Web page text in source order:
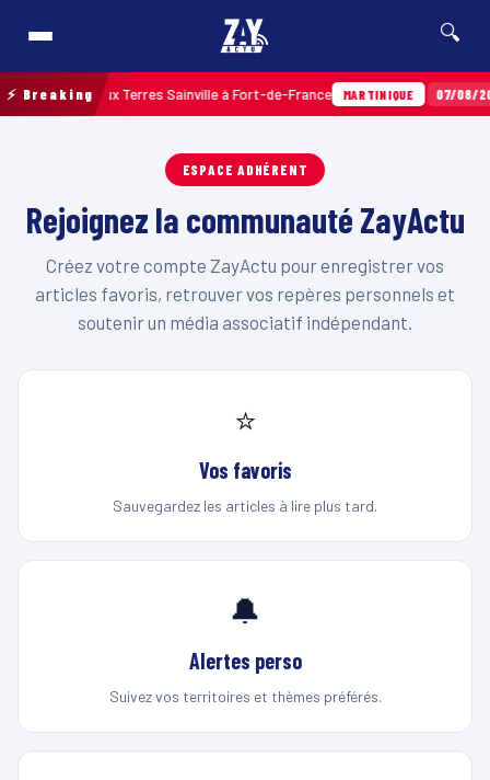
🔍
⚡ Breaking
par balles aux Terres Sainville à Fort-de-France MARTINIQUE 07/08/
ESPACE ADHÉRENT
Rejoignez la communauté ZayActu
Créez votre compte ZayActu pour enregistrer vos
articles favoris, retrouver vos repères personnels et
soutenir un média associatif indépendant.
⭐
Vos favoris
Sauvegardez les articles à lire plus tard.
🔔
Alertes perso
Suivez vos territoires et thèmes préférés.